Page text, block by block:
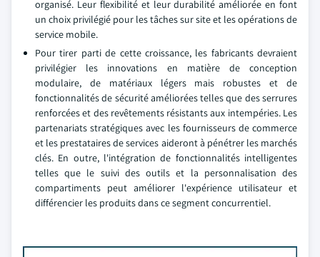
organisé. Leur flexibilité et leur durabilité améliorée en font
un choix privilégié pour les tâches sur site et les opérations de
service mobile.
Pour tirer parti de cette croissance, les fabricants devraient
privilégier les innovations en matière de conception
modulaire, de matériaux légers mais robustes et de
fonctionnalités de sécurité améliorées telles que des serrures
renforcées et des revêtements résistants aux intempéries. Les
partenariats stratégiques avec les fournisseurs de commerce
et les prestataires de services aideront à pénétrer les marchés
clés. En outre, l'intégration de fonctionnalités intelligentes
telles que le suivi des outils et la personnalisation des
compartiments peut améliorer l'expérience utilisateur et
différencier les produits dans ce segment concurrentiel.